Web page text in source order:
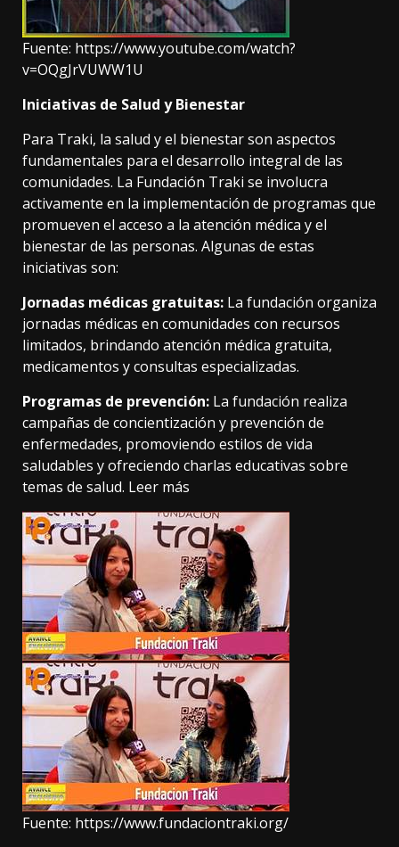
Fuente: https://www.youtube.com/watch?
v=OQgJrVUWW1U
Iniciativas de Salud y Bienestar
Para Traki, la salud y el bienestar son aspectos
fundamentales para el desarrollo integral de las
comunidades. La Fundación Traki se involucra
activamente en la implementación de programas que
promueven el acceso a la atención médica y el
bienestar de las personas. Algunas de estas
iniciativas son:
Jornadas médicas gratuitas: La fundación organiza
jornadas médicas en comunidades con recursos
limitados, brindando atención médica gratuita,
medicamentos y consultas especializadas.
Programas de prevención: La fundación realiza
campañas de concientización y prevención de
enfermedades, promoviendo estilos de vida
saludables y ofreciendo charlas educativas sobre
temas de salud. Leer más
Fuente: https://www.fundaciontraki.org/